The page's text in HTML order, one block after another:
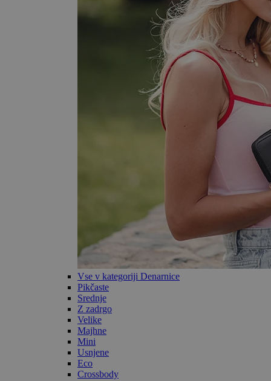
Vse v kategoriji Denarnice
Pikčaste
Srednje
Z zadrgo
Velike
Majhne
Mini
Usnjene
Eco
Crossbody